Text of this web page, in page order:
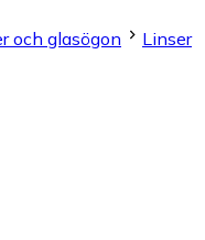
och glasögon Linser